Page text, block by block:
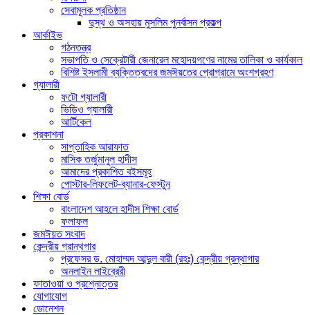
সেবামূলক প্রতিষ্ঠান
দুস্থ ও অসহায় মুসলিম পুনর্বাসন প্রকল্প
আর্কাইভ
গঠনতন্ত্র
সভাপতি ও সেক্রেটারী জেনারেল মহোদয়গণের নামের তালিকা ও কার্যকাল
বিশিষ্ট ইসলামী ব্যক্তিত্বদের জমঈয়তের প্রোগ্রামে অংশগ্রহণ
গ্যালারী
ফটো গ্যালারী
ভিডিও গ্যালারী
আর্টিকেল
প্রকাশনা
সাপ্তাহিক আরাফাত
মাসিক তর্জুমানুল হাদীস
আমাদের প্রকাশিত বইসমূহ
পোস্টার-লিফলেট-ব্যানার-ফেস্টুন
শিক্ষা বোর্ড
বাংলাদেশ আহলে হাদীস শিক্ষা বোর্ড
ফলাফল
জমঈয়ত সংবাদ
কেন্দ্রীয় গ্রান্থগার
প্রফেসর ড. মোহাম্মদ আব্দুল বারী (রহঃ) কেন্দ্রীয় গ্রন্থাগার
অনলাইন লাইব্রেরী
ফাতাওয়া ও প্রশ্নোত্তর
যোগাযোগ
ডোনেশন